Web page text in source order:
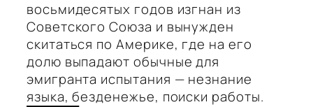
восьмидесятых годов изгнан из
Советского Союза и вынужден
скитаться по Америке, где на его
долю выпадают обычные для
эмигранта испытания — незнание
языка, безденежье, поиски работы.